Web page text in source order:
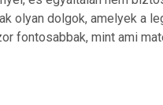
olyan dolgok, amelyek a
fontosabbak, mint ami